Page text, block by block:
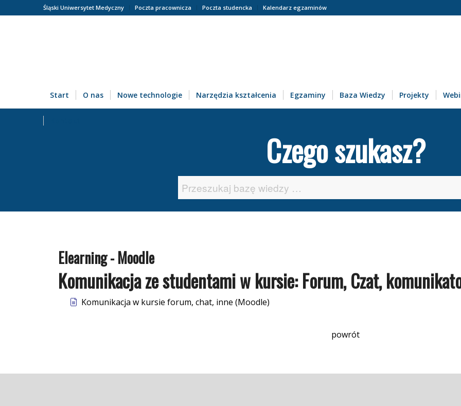
Śląski Uniwersytet Medyczny Poczta pracownicza Poczta studencka Kalendarz egzaminów
Start O nas Nowe technologie Narzędzia kształcenia Egzaminy Baza Wiedzy Projekty
Czego szukasz?
Elearning - Moodle
Komunikacja ze studentami w kursie: Forum, Czat,
Komunikacja w kursie forum, chat, inne (Moodle)
powrót